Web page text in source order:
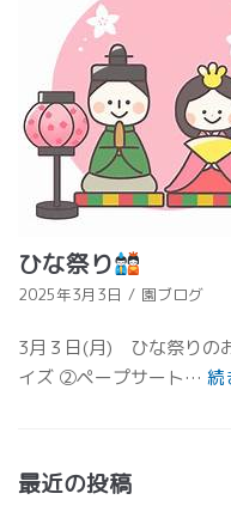
ひな祭り
2025年3月3日 園ブログ
3月３日(月) ひな祭りの
イズ ②ペープサート… 続
最近の投稿